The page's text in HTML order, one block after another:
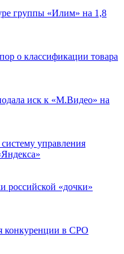
группы «Илим» на 1,8
о классификации товара
иск к «М.Видео» на
управления
российской «дочки»
конкуренции в СРО